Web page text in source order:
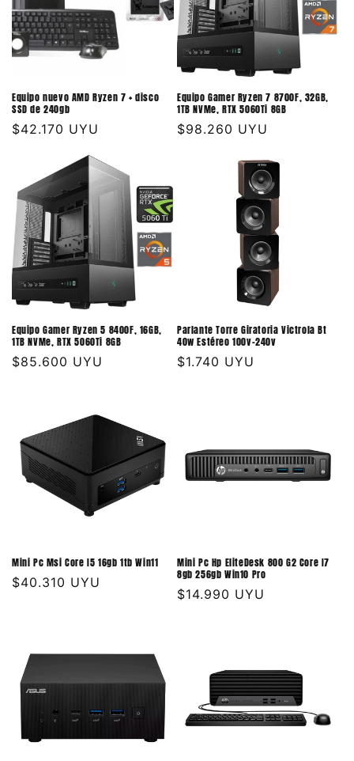
Equipo nuevo AMD Ryzen 7 + disco
SSD de 240gb
Precio
$42.170 UYU
Equipo Gamer Ryzen 7 8700F, 32GB,
1TB NVMe, RTX 5060Ti 8GB
Precio
$98.260 UYU
Equipo Gamer Ryzen 5 8400F, 16GB,
1TB NVMe, RTX 5060Ti 8GB
Precio
$85.600 UYU
Parlante Torre Giratoria Victrola Bt
40w Estéreo 100v-240v
Precio
$1.740 UYU
Mini Pc Msi Core I5 16gb 1tb Win11
Precio
$40.310 UYU
Mini Pc Hp EliteDesk 800 G2 Core I7
8gb 256gb Win10 Pro
Precio
$14.990 UYU